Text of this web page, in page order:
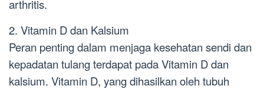
arthritis.
2. Vitamin D dan Kalsium
Peran penting dalam menjaga kesehatan sendi dan
kepadatan tulang terdapat pada Vitamin D dan
kalsium. Vitamin D, yang dihasilkan oleh tubuh